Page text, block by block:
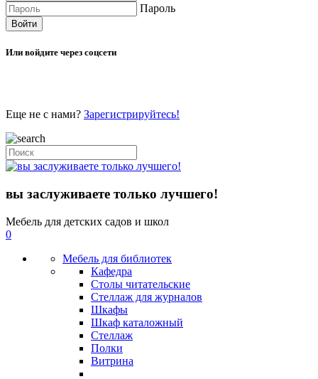
Пароль
Или войдите через соцсети
Еще не с нами? Зарегистрируйтесь!
вы заслуживаете только лучшего!
Мебель для детских садов и школ
0
Мебель для библиотек
Кафедра
Столы читательские
Стеллаж для журналов
Шкафы
Шкаф каталожный
Стеллаж
Полки
Витрина